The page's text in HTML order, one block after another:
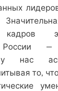
кадров
России
у нас
то,